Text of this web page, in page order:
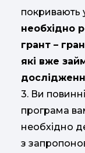
покривають
необхідно
грант –
які вже
3. Ви
програма
необхідно
з